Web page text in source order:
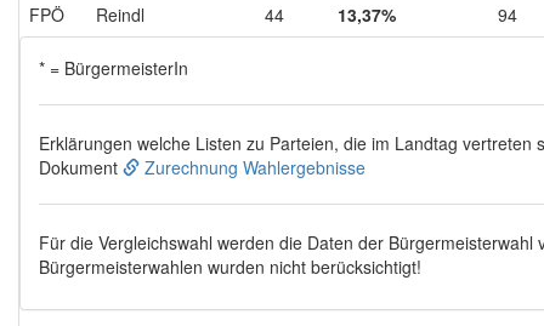
FPÖ
Reindl 44 13,37% 94
* = BürgermeisterIn
Erklärungen welche Listen zu Parteien, die im Landtag vertreten
Dokument
Zurechnung Wahlergebnisse
Für die Vergleichswahl werden die Daten der Bürgermeisterwahl
Bürgermeisterwahlen wurden nicht berücksichtigt!